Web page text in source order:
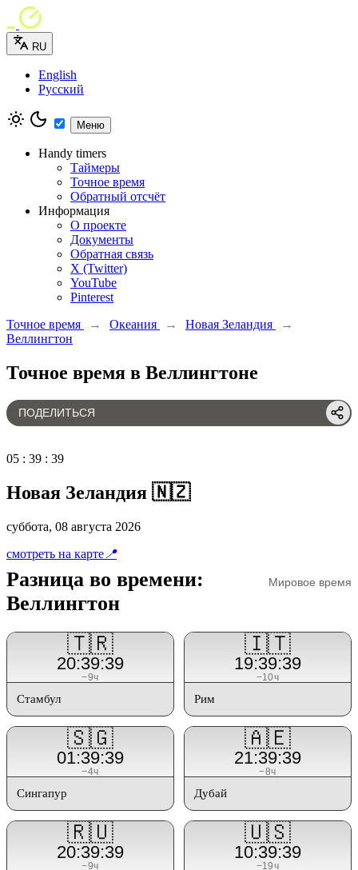
RU
English
Русский
Меню
Handy timers
Таймеры
Точное время
Обратный отсчёт
Информация
О проекте
Документы
Обратная связь
X (Twitter)
YouTube
Pinterest
Точное время
→ Океания → Новая Зеландия
→
Веллингтон
Точное время в Веллингтоне
ПОДЕЛИТЬСЯ
05 : 39 : 39
Новая Зеландия 🇳🇿
суббота, 08 августа 2026
смотреть на карте 📍
Разница во времени:
Веллингтон
Мировое время
🇹🇷
20:39:39
−9ч
Стамбул
🇮🇹
19:39:39
−10ч
Рим
🇸🇬
01:39:39
−4ч
Сингапур
🇦🇪
21:39:39
−8ч
Дубай
🇷🇺
20:39:39
−9ч
🇺🇸
10:39:39
−19ч